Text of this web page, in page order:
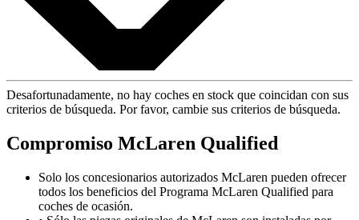
Desafortunadamente, no hay coches en stock que coincidan con sus
criterios de búsqueda. Por favor, cambie sus criterios de búsqueda.
Compromiso McLaren Qualified
Solo los concesionarios autorizados McLaren pueden ofrecer
todos los beneficios del Programa McLaren Qualified para
coches de ocasión.